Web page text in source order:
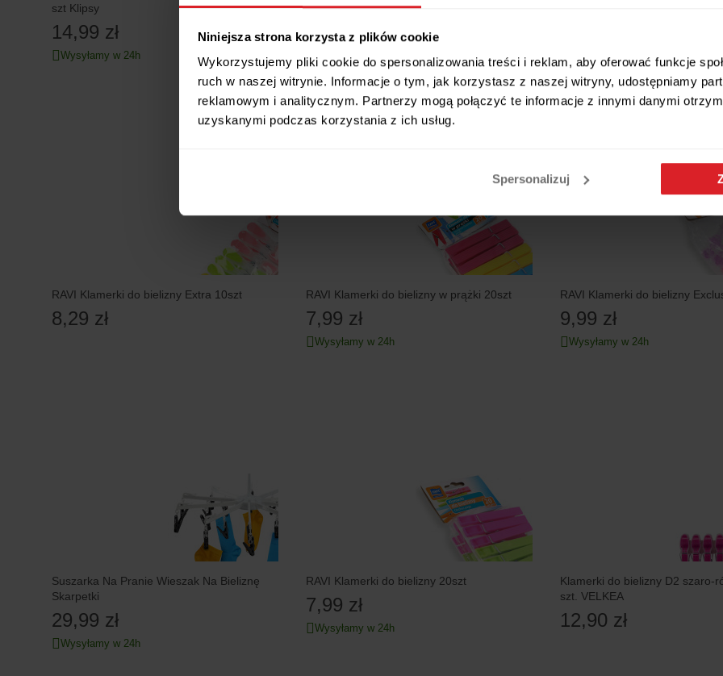
Niniejsza strona korzysta z plików cookie
Wykorzystujemy pliki cookie do spersonalizowania treści i reklam, aby oferować funkcje
ruch w naszej witrynie. Informacje o tym, jak korzystasz z naszej witryny, udostępniamy
reklamowym i analitycznym. Partnerzy mogą połączyć te informacje z innymi danymi
uzyskanymi podczas korzystania z ich usług.
Spersonalizuj
szt Klipsy
14,99 zł
Wysyłamy w 24h
szt Klipsy
16,99 zł
Wysyłamy w 24h
RAVI Klamerki do bielizny Extra 10szt
8,29 zł
RAVI Klamerki do bielizny w prążki 20szt
7,99 zł
Wysyłamy w 24h
RAVI Klamerki do bielizny
9,99 zł
Wysyłamy w 24h
Suszarka Na Pranie Wieszak Na Bieliznę
Skarpetki
29,99 zł
Wysyłamy w 24h
RAVI Klamerki do bielizny 20szt
7,99 zł
Wysyłamy w 24h
Klamerki do bielizny D2 szaro-
szt. VELKEA
12,90 zł